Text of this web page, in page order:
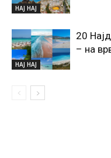
НАЈ НАЈ
НАЈ НАЈ
20
– на